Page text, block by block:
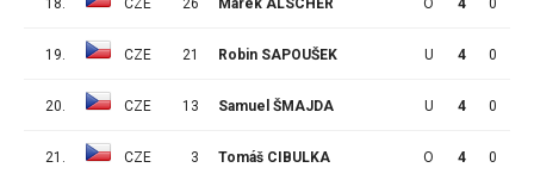
18. CZE 26 Marek ALSCHER O 4 0
19. CZE 21 Robin SAPOUŠEK U 4 0
20. CZE 13 Samuel ŠMAJDA U 4 0
21. CZE 3 Tomáš CIBULKA O 4 0